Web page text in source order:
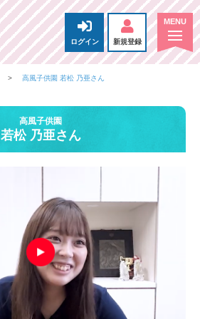
ログイン 新規登録
高風子供園 若松 乃亜さん
高風子供園
若松 乃亜さん